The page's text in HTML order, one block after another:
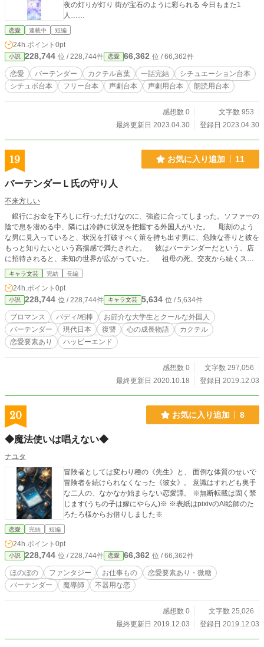
夜の灯りが灯り 街が宝石のように彩られる 今日もまた1
人……
恋愛 連載中 短編
24h.ポイント 0pt
小説 228,744 位 / 228,744件 恋愛 66,362 位 / 66,362件
恋愛 バーテンダー カクテル言葉 一話完結
シチュエーション台本
シチュボ台本
フリー台本 声劇台本 声劇用台本 朗読用台本
感想数 0
文字数 953
最終更新日 2023.04.30
登録日 2023.04.30
19 お気に入り追加 11
バーテンダーＬ氏の守り人
不来方しい
銀行にお金を下ろしに行っただけなのに、強盗に合ってしまった。ソファーの
陰で息を潜める中、隣には冷静に状況を把握する外国人がいた。 彫刻のよう
な男に見入っていると、状況を打破すべく策を持ち出す男に、危険な香りと彼を
もっと知りたいという高揚感で満たされた。 彼はバーテンダーだという。店
に招待されると、未知の世界が広がっていた。 祖母の死、交友から続くスト
ーカー事件、薬物、婚約者、ルイが日本にやってきた理由。すべてが一つに繋が
っていく。
キャラ文芸 完結 長編
24h.ポイント 0pt
小説 228,744 位 / 228,744件 キャラ文芸 5,634 位 / 5,634件
ブロマンス バディ/相棒
お節介な大学生とクールな外国人
バーテンダー
現代日本 復讐 心の成長物語
カクテル
恋愛要素あり
ハッピーエンド
感想数 0
文字数 297,056
最終更新日 2020.10.18
登録日 2019.12.03
20 お気に入り追加 8
◆魔法使いは唱えない◆
ナユタ
冒険者としては変わり種の《先生》と、 面倒な体質のせいで
冒険者を続けられなくなった《彼女》。 意識はすれども奥手
な二人の、なかなか始まらない恋愛譚。 ※無断転載は固く禁
じます(うちの子は嫁にやらん)※ ※表紙はpixivのAI絵師のた
ろたろ様からお借りしました※
恋愛 完結 短編
24h.ポイント 0pt
小説 228,744 位 / 228,744件 恋愛 66,362 位 / 66,362件
ほのぼの ファンタジー お仕事もの
恋愛要素あり・微糖
バーテンダー
魔導師 不器用な恋
感想数 0
文字数 25,026
最終更新日 2019.12.03
登録日 2019.12.03